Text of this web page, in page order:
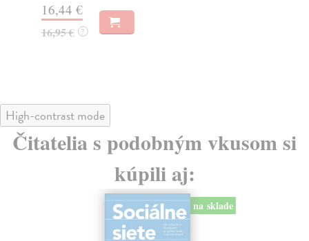
16,44 €
16,95 € ?
High-contrast mode
Čitatelia s podobným vkusom si
kúpili aj:
na sklade